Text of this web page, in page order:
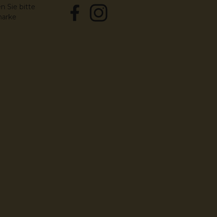
Sie bitte
FacebookInstagram